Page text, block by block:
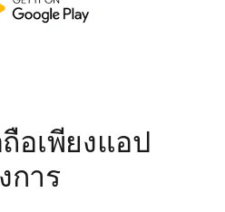
อเพียงแอป
การ